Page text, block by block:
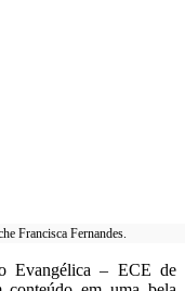
Francisca Fernandes.
Evangélica – ECE de